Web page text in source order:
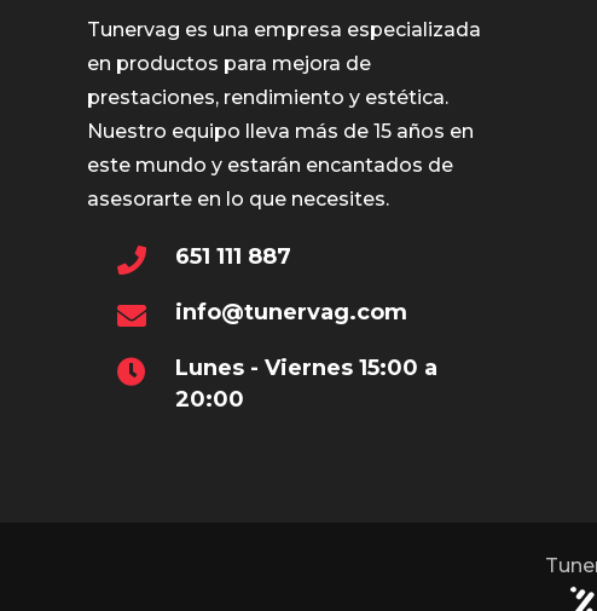
Tunervag es una empresa especializada
en productos para mejora de
prestaciones, rendimiento y estética.
Nuestro equipo lleva más de 15 años en
este mundo y estarán encantados de
asesorarte en lo que necesites.
651 111 887
info@tunervag.com
Lunes - Viernes 15:00 a
20:00